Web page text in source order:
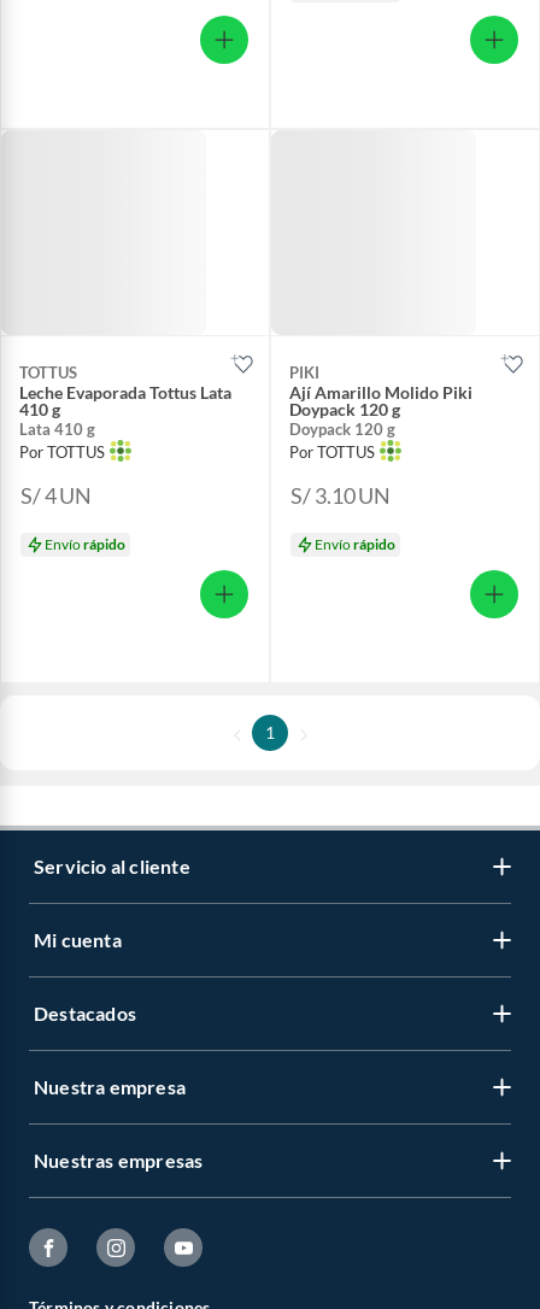
TOTTUS
Leche Evaporada Tottus Lata
410 g
Lata 410 g
Por TOTTUS
S/ 4UN
Envíorápido
PIKI
Ají Amarillo Molido Piki
Doypack 120 g
Doypack 120 g
Por TOTTUS
S/ 3.10UN
Envíorápido
1
Servicio al cliente
Mi cuenta
Destacados
Nuestra empresa
Nuestras empresas